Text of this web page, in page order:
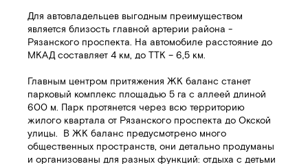
Для автовладельцев выгодным преимуществом
является близость главной артерии района -
Рязанского проспекта. На автомобиле расстояние до
МКАД составляет 4 км, до ТТК – 6,5 км.
Главным центром притяжения ЖК баланс станет
парковый комплекс площадью 5 га с аллеей длиной
600 м. Парк протянется через всю территорию
жилого квартала от Рязанского проспекта до Окской
улицы. В ЖК баланс предусмотрено много
общественных пространств, они детально продуманы
и организованы для разных функций: отдыха с детьми